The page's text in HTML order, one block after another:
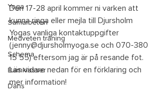
Yoga
Samarbeten
Medveten träning
Schema
Barnklasser
Dans
Den 17-28 april kommer ni varken att
kunna ringa eller mejla till Djursholm
Yogas vanliga kontaktuppgifter
(jenny@djursholmyoga.se och 070-380
15 55) eftersom jag är på resande fot.
Läs vidare nedan för en förklaring och
mer information!